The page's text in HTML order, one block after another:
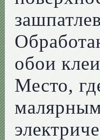
обои
Место,